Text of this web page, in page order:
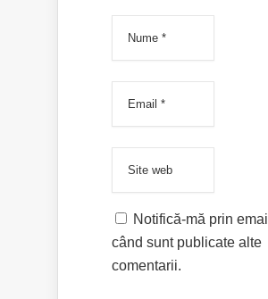
Notifică-mă prin email
când sunt publicate alte
comentarii.